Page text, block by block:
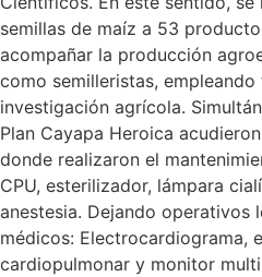
semillas de maíz a 53
acompañar la producción
como semilleristas,
investigación agrícola.
Plan Cayapa Heroica
donde realizaron el
CPU, esterilizador, lámpara
anestesia. Dejando operativos
médicos: Electrocardiograma,
cardiopulmonar y monitor